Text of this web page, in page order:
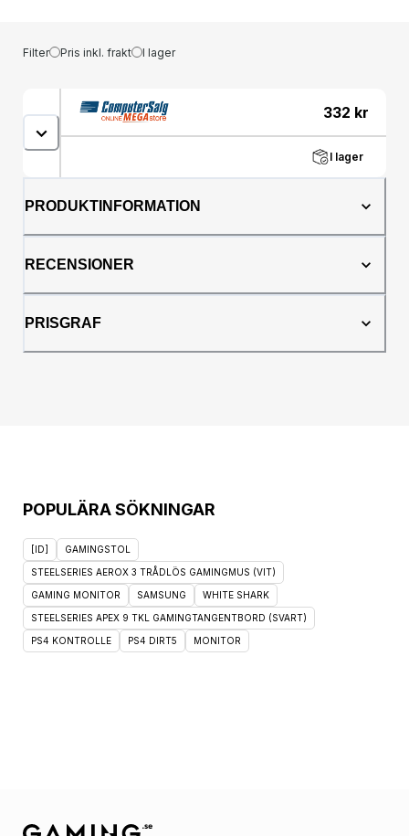
Filter Pris inkl. frakt I lager
332 kr
I lager
PRODUKTINFORMATION
RECENSIONER
PRISGRAF
POPULÄRA SÖKNINGAR
[ID] GAMINGSTOL
STEELSERIES AEROX 3 TRÅDLÖS GAMINGMUS (VIT)
GAMING MONITOR SAMSUNG WHITE SHARK
STEELSERIES APEX 9 TKL GAMINGTANGENTBORD (SVART)
PS4 KONTROLLE PS4 DIRT5 MONITOR